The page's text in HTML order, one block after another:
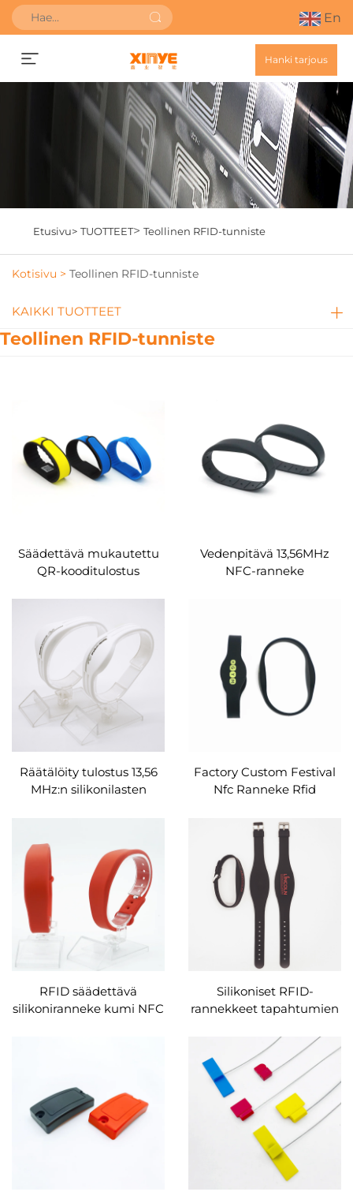
En
Hanki tarjous
Etusivu> TUOTTEET> Teollinen RFID-tunniste
Kotisivu > Teollinen RFID-tunniste
KAIKKI TUOTTEET
Teollinen RFID-tunniste
Säädettävä mukautettu
QR-kooditulostus
silikoni RFID-ranneke
Vedenpitävä 13,56MHz
NFC-ranneke
Räätälöity tulostus 13,56
MHz:n silikonilasten
Factory Custom Festival
Nfc Ranneke Rfid
Ranneke vedenpitävä
Passiivinen
RFID säädettävä
silikoniranneke kumi NFC
Silikoniset RFID-
rannekkeet tapahtumien
todentamiseen